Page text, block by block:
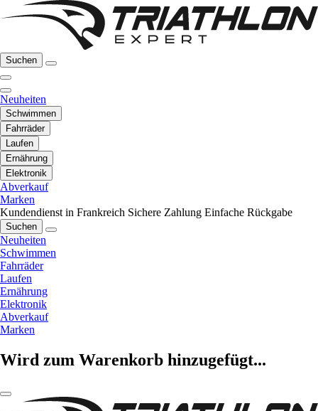
Suchen
Neuheiten
Schwimmen
Fahrräder
Laufen
Ernährung
Elektronik
Abverkauf
Marken
Kundendienst in Frankreich Sichere Zahlung Einfache Rückgabe
Suchen
Neuheiten
Schwimmen
Fahrräder
Laufen
Ernährung
Elektronik
Abverkauf
Marken
Wird zum Warenkorb hinzugefügt...